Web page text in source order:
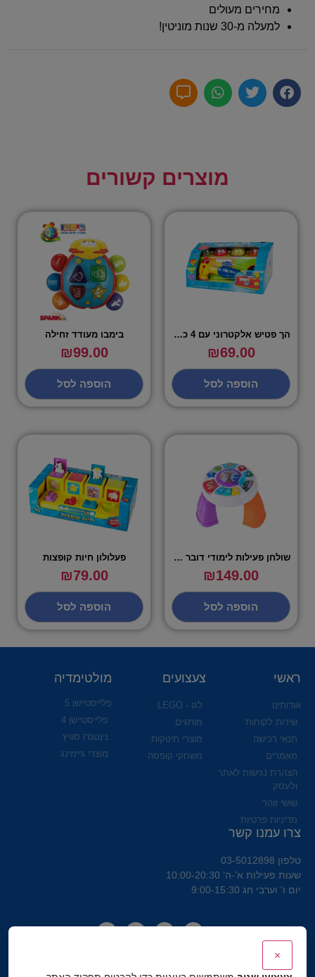
מחירים מעולים
למעלה מ-30 שנות מוניטין!
מוצרים קשורים
הך פטיש אלקטרוני עם 4 כדורים
₪69.00
הוספה לסל
בימבו מעודד זחילה
₪99.00
הוספה לסל
שולחן פעילות לימודי דובר עברית
₪149.00
הוספה לסל
פעלולון חיות קופצות
₪79.00
הוספה לסל
ראשי
אודותינו
שירות לקוחות
תנאי רכישה
מאמרים
הצהרת נגישות לאתר
ולעסק
שושי זוהר
מדיניות פרטיות
צעצועים
לגו - LEGO
מותגים
מוצרי תינוקות
משחקי קופסה
מולטימדיה
פלייסטיישן 5
פלייסטיישן 4
נינטנדו סוויץ
מוצרי גיימינג
צרו עמנו קשר
טלפון 03-5012898
שעות פעילות א’-ה’ 10:00-20:30
יום ו' וערבי חג 9:00-15:30
×